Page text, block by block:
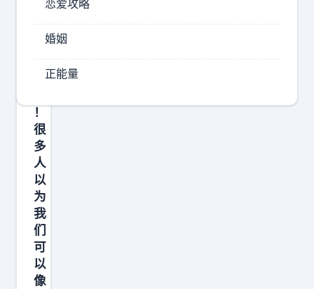
向
了
美
越
南
也
在
倒
向
美
国
的
路
而
是
宣
战
！
很
多
人
以
为
我
们
可
以
像
恋爱攻略
婚姻
正能量